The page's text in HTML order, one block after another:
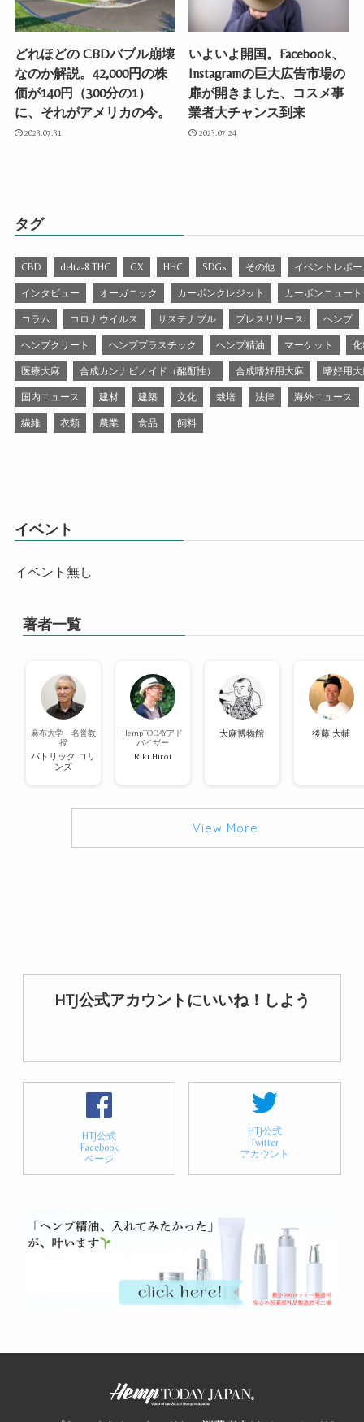
どれほどの CBDバブル崩壊
なのか解説。42,000円の株
価が140円（300分の1）
に、それがアメリカの今。
2023.07.31
いよいよ開国。Facebook、
Instagramの巨大広告市場の
扉が開きました、コスメ事
業者大チャンス到来
2023.07.24
タグ
CBD delta-8 THC GX HHC SDGs その他 イベントレポ
インタビュー オーガニック カーボンクレジット カーボンニュー
コラム コロナウイルス サステナブル プレスリリース ヘンプ
ヘンプクリート ヘンププラスチック ヘンプ精油 マーケット
医療大麻 合成カンナビノイド（酩酊性） 合成嗜好用大麻 嗜好用
国内ニュース 建材 建築 文化 栽培 法律 海外ニュース
繊維 衣類 農業 食品 飼料
イベント
イベント無し
著者一覧
麻布大学 名誉教
授
パトリック コリ
ンズ
HempTODAYアド
バイザー
Riki Hiroi
大麻博物館 後藤 大輔
View More
HTJ公式アカウントにいいね！しよう
HTJ公式
Facebook
ページ
HTJ公式
Twitter
アカウント